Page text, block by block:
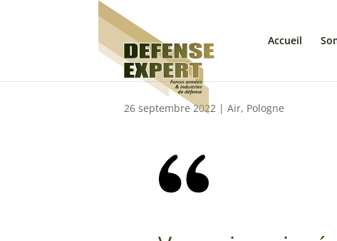
Accueil
26 septembre 2022 |Air, Pologne